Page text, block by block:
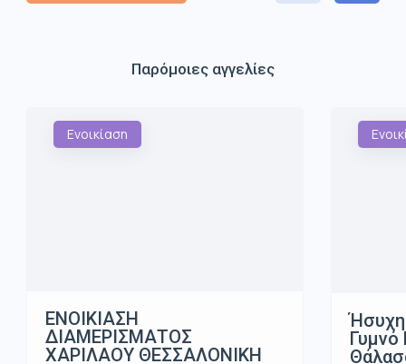
Παρόμοιες αγγελίες
Ενοικίαση
ΕΝΟΙΚΙΑΣΗ
ΔΙΑΜΕΡΙΣΜΑΤΟΣ
ΧΑΡΙΛΑΟΥ ΘΕΣΣΑΛΟΝΙΚΗ
Γυμνό